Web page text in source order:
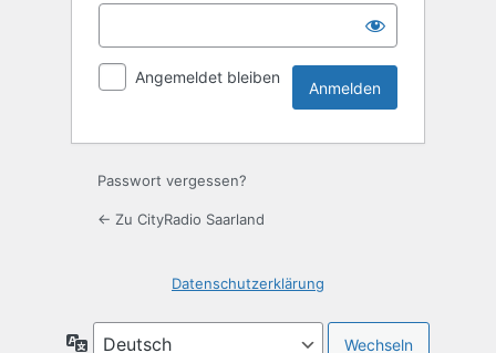
Angemeldet bleiben
Passwort vergessen?
← Zu CityRadio Saarland
Datenschutzerklärung
Sprache